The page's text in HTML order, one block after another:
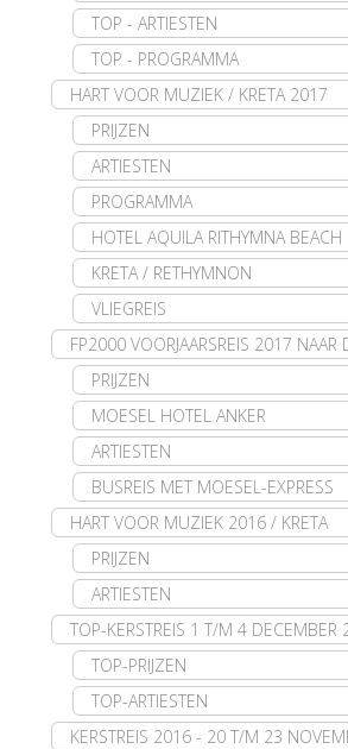
TOP - ARTIESTEN
TOP - PROGRAMMA
HART VOOR MUZIEK / KRETA 2017
PRIJZEN
ARTIESTEN
PROGRAMMA
HOTEL AQUILA RITHYMNA BEACH
KRETA / RETHYMNON
VLIEGREIS
FP2000 VOORJAARSREIS 2017 NAAR
PRIJZEN
MOESEL HOTEL ANKER
ARTIESTEN
BUSREIS MET MOESEL-EXPRESS
HART VOOR MUZIEK 2016 / KRETA
PRIJZEN
ARTIESTEN
TOP-KERSTREIS 1 T/M 4 DECEMBER
TOP-PRIJZEN
TOP-ARTIESTEN
KERSTREIS 2016 - 20 T/M 23